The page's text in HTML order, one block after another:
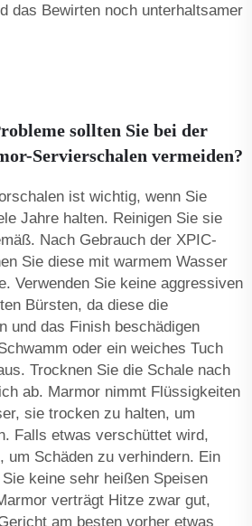
das Bewirten noch unterhaltsamer
sollten Sie bei der
Servierschalen vermeiden?
ist wichtig, wenn Sie
Jahre halten. Reinigen Sie sie
Nach Gebrauch der XPIC-
Sie diese mit warmem Wasser
Verwenden Sie keine aggressiven
Bürsten, da diese die
und das Finish beschädigen
oder ein weiches Tuch
Trocknen Sie die Schale nach
ab. Marmor nimmt Flüssigkeiten
sie trocken zu halten, um
Falls etwas verschüttet wird,
um Schäden zu verhindern. Ein
keine sehr heißen Speisen
verträgt Hitze zwar gut,
am besten vorher etwas